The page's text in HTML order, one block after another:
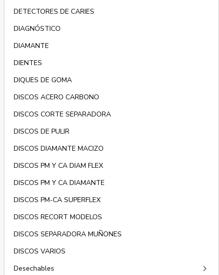
DETECTORES DE CARIES
DIAGNÓSTICO
DIAMANTE
DIENTES
DIQUES DE GOMA
DISCOS ACERO CARBONO
DISCOS CORTE SEPARADORA
DISCOS DE PULIR
DISCOS DIAMANTE MACIZO
DISCOS PM Y CA DIAM FLEX
DISCOS PM Y CA DIAMANTE
DISCOS PM-CA SUPERFLEX
DISCOS RECORT MODELOS
DISCOS SEPARADORA MUÑONES
DISCOS VARIOS
Desechables
keyboard_arrow_right